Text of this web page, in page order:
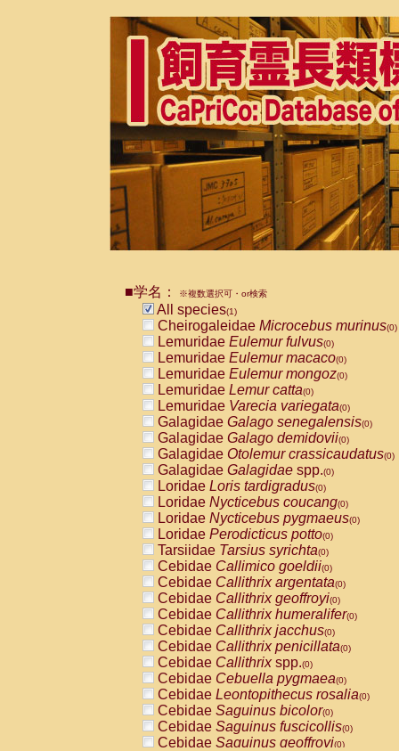
■学名： ※複数選択可・or検索
All species(1)
Cheirogaleidae Microcebus murinus(0)
Lemuridae Eulemur fulvus(0)
Lemuridae Eulemur macaco(0)
Lemuridae Eulemur mongoz(0)
Lemuridae Lemur catta(0)
Lemuridae Varecia variegata(0)
Galagidae Galago senegalensis(0)
Galagidae Galago demidovii(0)
Galagidae Otolemur crassicaudatus(0)
Galagidae Galagidae spp.(0)
Loridae Loris tardigradus(0)
Loridae Nycticebus coucang(0)
Loridae Nycticebus pygmaeus(0)
Loridae Perodicticus potto(0)
Tarsiidae Tarsius syrichta(0)
Cebidae Callimico goeldii(0)
Cebidae Callithrix argentata(0)
Cebidae Callithrix geoffroyi(0)
Cebidae Callithrix humeralifer(0)
Cebidae Callithrix jacchus(0)
Cebidae Callithrix penicillata(0)
Cebidae Callithrixspp.(0)
Cebidae Cebuella pygmaea(0)
Cebidae Leontopithecus rosalia(0)
Cebidae Saguinus bicolor(0)
Cebidae Saguinus fuscicollis(0)
Cebidae Saguinus geoffroyi(0)